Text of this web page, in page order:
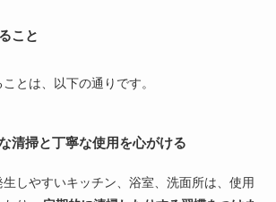
こと
とは、以下の通りです。
清掃と丁寧な使用を心がける
しやすいキッチン、浴室、洗面所は、使用